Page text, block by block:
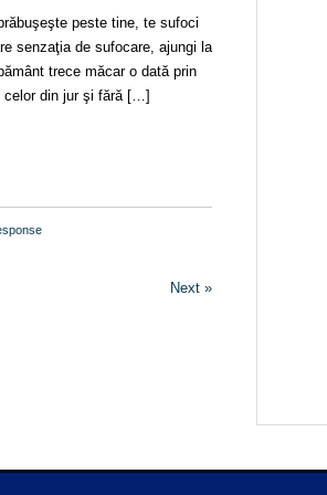
peste tine, te sufoci
senzaţia de sufocare, ajungi la
trece măcar o dată prin
celor din jur şi fără […]
Next »